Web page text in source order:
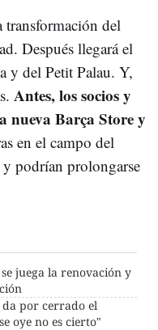
del
Después llegará el
y del Petit Palau. Y,
Antes, los socios y
nueva Barça Store y
en el campo del
podrían prolongarse
juega la renovación y
por cerrado el
oye no es cierto"